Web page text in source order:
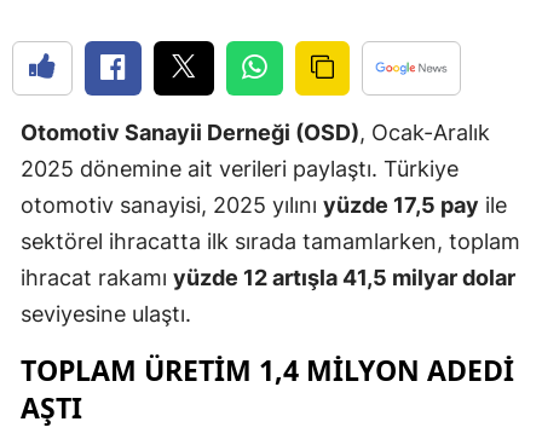
Erzurum
Eskişehir
Gaziantep
Giresun
Gümüşhane
Hatay
Otomotiv Sanayii Derneği (OSD), Ocak-Aralık
2025 dönemine ait verileri paylaştı. Türkiye
otomotiv sanayisi, 2025 yılını yüzde 17,5 pay ile
sektörel ihracatta ilk sırada tamamlarken, toplam
ihracat rakamı yüzde 12 artışla 41,5 milyar dolar
seviyesine ulaştı.
TOPLAM ÜRETIM 1,4 MILYON ADEDI
AŞTI